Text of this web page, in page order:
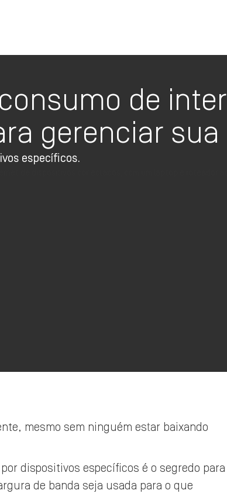
de
gerenciar sua
específicos.
mesmo sem ninguém estar baixando
dispositivos específicos é o segredo para
de banda seja usada para o que